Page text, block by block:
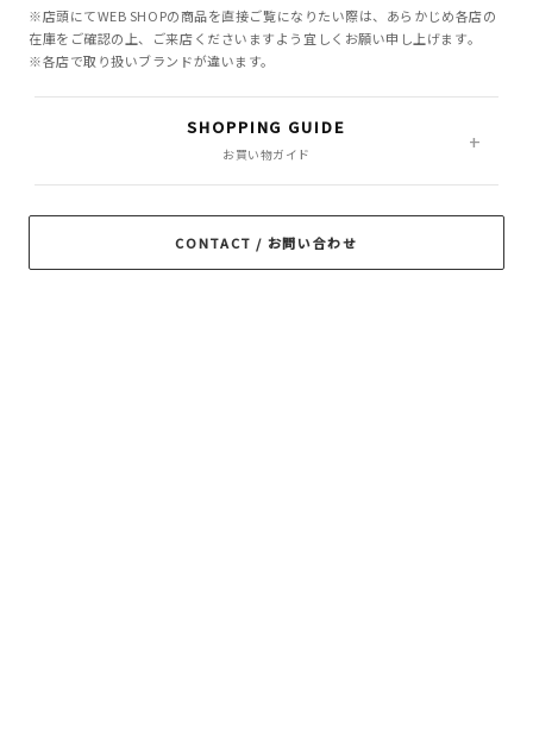
INCOMPLETE
TOKYO
Little Yarmouth
M&M CUSTOM
MASSES MINE OWN
POLIQUANT
PORKCHOP GARAGE
RADIALL RATS ROTTWEILER
ROUGH AND
※店頭にてWEB SHOPの商品を直接ご覧になりたい際は、あらかじめ各店の
在庫をご確認の上、ご来店くださいますよう宜しくお願い申し上げます。
※各店で取り扱いブランドが違います。
SHOPPING GUIDE
お買い物ガイド
CONTACT / お問い合わせ